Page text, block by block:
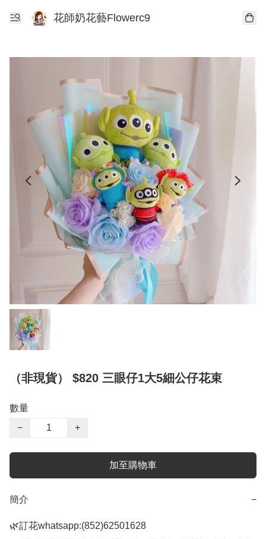
花師奶花藝Flowerc9
（非現貨） $820 三眼仔1大5細公仔花束
數量
−
+
加至購物車
簡介 −
🌿訂花whatsapp:(852)62501628